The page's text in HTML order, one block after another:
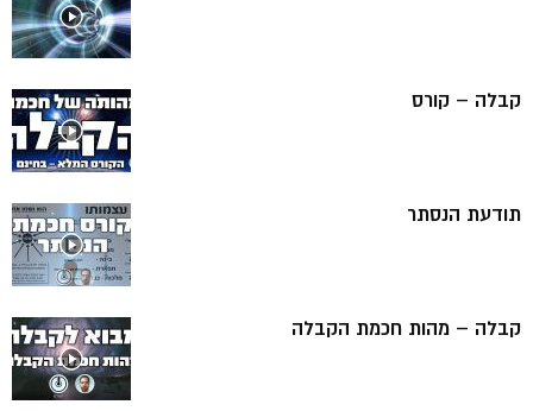
קבלה – קורס
תודעת הנסתר
קבלה – מהות חכמת הקבלה